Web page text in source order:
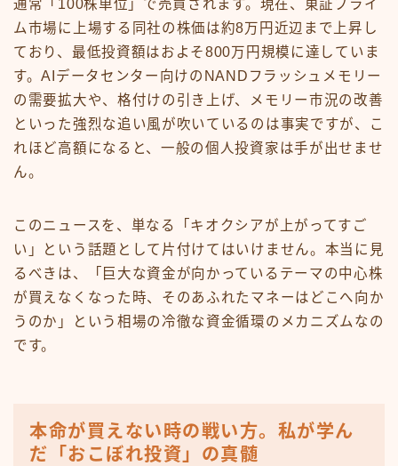
通常「100株単位」で売買されます。現在、東証プライ
ム市場に上場する同社の株価は約8万円近辺まで上昇し
ており、最低投資額はおよそ800万円規模に達していま
す。AIデータセンター向けのNANDフラッシュメモリー
の需要拡大や、格付けの引き上げ、メモリー市況の改善
といった強烈な追い風が吹いているのは事実ですが、こ
れほど高額になると、一般の個人投資家は手が出せませ
ん。
このニュースを、単なる「キオクシアが上がってすご
い」という話題として片付けてはいけません。本当に見
るべきは、「巨大な資金が向かっているテーマの中心株
が買えなくなった時、そのあふれたマネーはどこへ向か
うのか」という相場の冷徹な資金循環のメカニズムなの
です。
本命が買えない時の戦い方。私が学ん
だ「おこぼれ投資」の真髄